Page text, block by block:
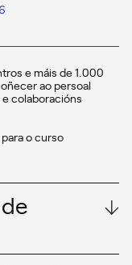
e máis de 1.000
ao persoal
colaboracións
o curso